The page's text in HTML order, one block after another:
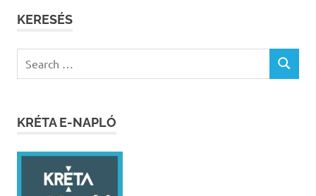
KERESÉS
for:
SEARCH
KRÉTA E-NAPLÓ